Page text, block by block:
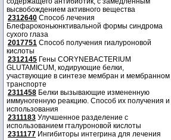
высвобождением активного вещества
2312640 Способ лечения
Блефароконьюнктивальной формы синдрома
сухого глаза
2017751 Способ получения гиалуроновой
кислоты
2312145 Гены CORYNEBACTERIUM
GLUTAMICUM, кодирующие белки,
участвующие в синтезе мембран и мембранном
транспорте
2311458 Белки вызывающие измененную
иммуногенную реакцию. Способ их получения и
использования
2311183 Улучшенное разделение с
использованием гталуроновой кислоты
2311177 Ингибиторы интегрина для лечения